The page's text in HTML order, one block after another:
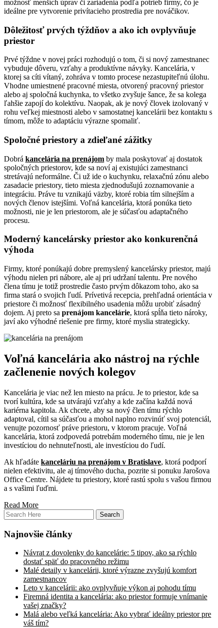
možnosť menších úprav či zariadenia podľa potrieb firmy, čo je
ideálne pre vytvorenie privítacieho prostredia pre nováčikov.
Dôležitosť prvých týždňov a ako ich ovplyvňuje
priestor
Prvé týždne v novej práci rozhodujú o tom, či si nový zamestnanec
vybuduje dôveru, vzťahy a produktívne návyky. Kancelária, v
ktorej sa cíti vítaný, zohráva v tomto procese nezastupiteľnú úlohu.
Vhodne umiestnené pracovné miesta, otvorený pracovný priestor
alebo aj spoločná kuchynka, to všetko zvyšuje šance, že sa kolega
ľahšie zapojí do kolektívu. Naopak, ak je nový človek izolovaný v
rohu veľkej miestnosti alebo v samostatnej kancelárii bez kontaktu s
tímom, môže to adaptáciu výrazne spomaliť.
Spoločné priestory a zdieľané zážitky
Dobrá kancelária na prenájom by mala poskytovať aj dostatok
spoločných priestorov, kde sa noví aj existujúci zamestnanci
stretávajú neformálne. Či už ide o kuchynku, relaxačnú zónu alebo
zasadacie priestory, tieto miesta zjednodušujú zoznamovanie a
integráciu. Práve tu vznikajú väzby, ktoré robia tím silnejším a
nových členov istejšími. Voľná kancelária, ktorá ponúka tieto
možnosti, nie je len priestorom, ale je súčasťou adaptačného
procesu.
Moderný kancelársky priestor ako konkurenčná
výhoda
Firmy, ktoré ponúkajú dobre premyslený kancelársky priestor, majú
výhodu nielen pri nábore, ale aj pri udržaní talentu. Pre nového
člena tímu je totiž prostredie často prvým dôkazom toho, ako sa
firma stará o svojich ľudí. Prívetivá recepcia, prehľadná orientácia v
priestore či možnosť flexibilného usadenia môžu urobiť zásadný
dojem. Aj preto sa prenájom kancelárie, ktorá spĺňa tieto nároky,
javí ako výhodné riešenie pre firmy, ktoré myslia strategicky.
Voľná kancelária ako nástroj na rýchle
začlenenie nových kolegov
Kancelária je viac než len miesto na prácu. Je to priestor, kde sa
tvorí kultúra, kde sa utvárajú vzťahy a kde začína každá nová
kariérna kapitola. Ak chcete, aby sa nový člen tímu rýchlo
adaptoval, cítil sa súčasťou a mohol naplno rozvinúť svoj potenciál,
venujte pozornosť práve priestoru, v ktorom pracuje. Voľná
kancelária, ktorá zodpovedá potrebám moderného tímu, nie je len
investíciou do nehnuteľnosti, ale investíciou do ľudí.
Ak hľadáte kanceláriu na prenájom v Bratislave, ktorá podporí
nielen efektivitu, ale aj tímového ducha, pozrite si ponuku Jarošova
Office Centre. Nájdete tu priestory, ktoré rastú spolu s vašou firmou
a s vašimi ľuďmi.
Read More
Najnovšie články
Návrat z dovolenky do kancelárie: 5 tipov, ako sa rýchlo
dostať späť do pracovného režimu
Malé detaily v kancelárii, ktoré výrazne zvyšujú komfort
zamestnancov
Leto v kancelárii: ako ovplyvňuje výkon aj pohodu tímu
Firemná identita a kancelária: ako priestor formuje vnímanie
vašej značky?
Malá alebo veľká kancelária: Ako vybrať ideálny priestor pre
váš tím?